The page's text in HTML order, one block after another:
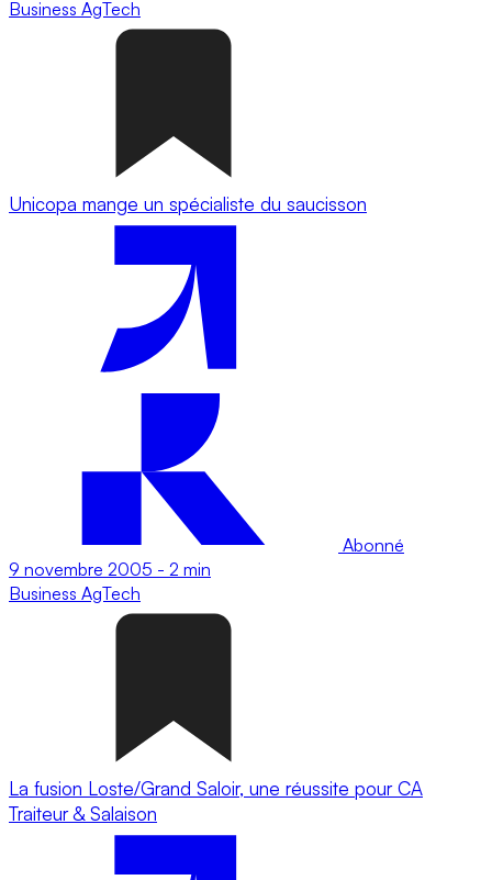
Business AgTech
Unicopa mange un spécialiste du saucisson
Abonné
9 novembre 2005 - 2 min
Business AgTech
La fusion Loste/Grand Saloir, une réussite pour CA
Traiteur & Salaison